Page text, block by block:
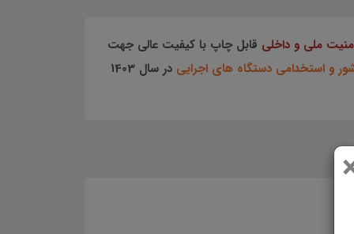
ملی و داخلی قابل چاپ با کیفیت عالی جهت
و استخدامی دستگاه های اجرایی
در سال 1403